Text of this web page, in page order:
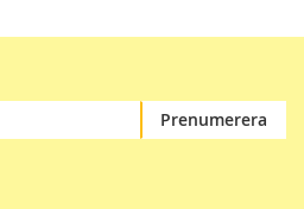
Prenumerera